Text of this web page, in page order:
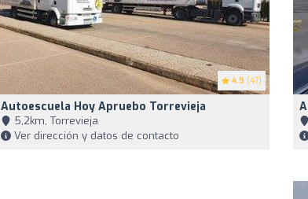
4.9 (47)
Autoescuela Hoy Apruebo Torrevieja
5,2km, Torrevieja
Ver dirección y datos de contacto